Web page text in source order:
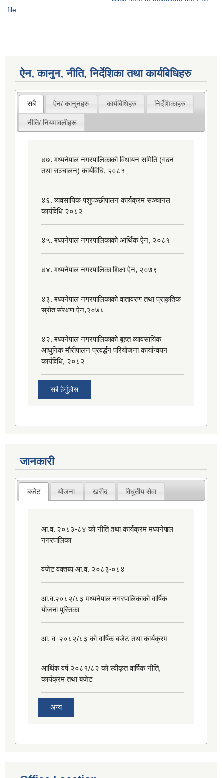
file.
ऐन, कानुन, नीति, निर्देशिका तथा कार्यबिधिहरु
सबै ऐन/ कानुनहरु कार्यबिधिहरु निर्देशिकाहरु
नीति/ नियमावलीहरू
४७. मध्यनेपाल नगरपालिकाको विधायन समिति (गठन
तथा सञ्चालन) कार्यविधि, २०८१
४६. व्यवसायिक पशुपञ्छीपालन कार्यक्रम सञ्चानल
कार्यविधि २०८२
४५. मध्यनेपाल नगरपालिकाको आर्थिक ऐन, २०८१
४४. मध्यनेपाल नगरपालिका शिक्षा ऐन, २०७९
४३. मध्यनेपाल नगरपालिकाको वातावरण तथा प्राकृतिक
स्रोत संरक्षण ऐन,२०७८
४२. मध्यनेपाल नगरपालिकाको बृहत व्यावसायिक
आधुनिक मौरीपालन प्रवर्द्धन परियोजना कार्यान्वयन
कार्यविधि, २०८२
सबै हेर्नुहोस
जानकारी
बजेट योजना खरीद विधुतीय सेवा
आ.व. २०८३-८४ को नीति तथा कार्यक्रम मध्यनेपाल
नगरपालिका
वजेट वक्तब्य आ.व. २०८३-०८४
आ.व.२०८२/८३ मध्यनेपाल नगरपालिकाको वार्षिक
योजना पुस्तिका
आ. व. २०८२/८३ को वार्षिक बजेट तथा कार्यक्रम
आर्थिक वर्ष २०८१/८२ को स्वीकृत वार्षिक नीति,
कार्यक्रम तथा बजेट
अन्य